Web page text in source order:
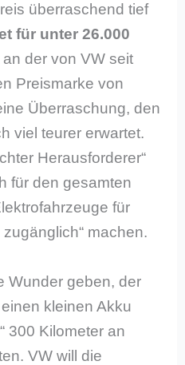
überraschend tief
für unter 26.000
der von VW seit
Preismarke von
Überraschung, den
viel teurer erwartet.
Herausforderer“
für den gesamten
für
machen.
Wunder geben, der
kleinen Akku
300 Kilometer an
VW will die